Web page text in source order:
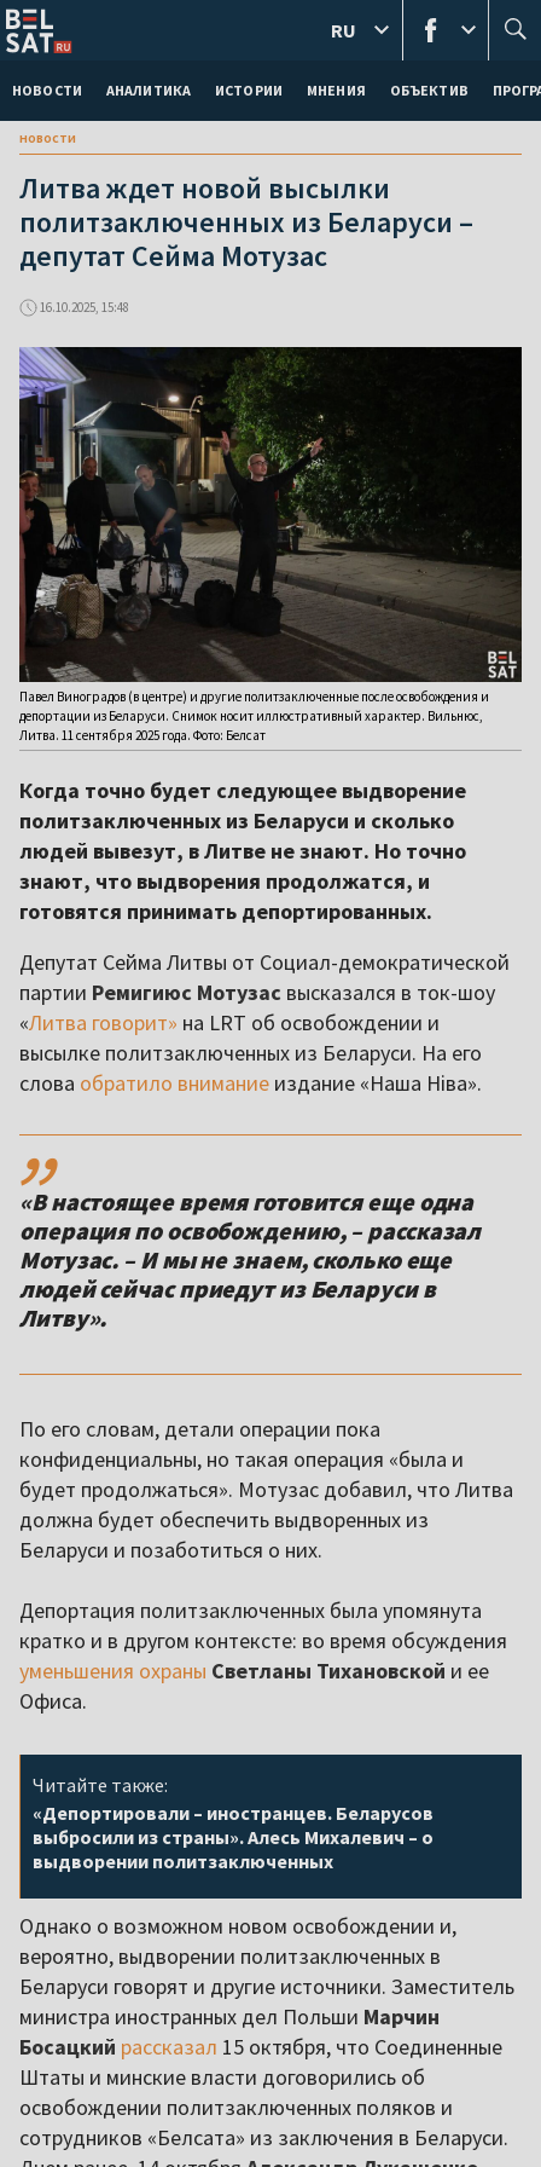
НОВОСТИ АНАЛИТИКА ИСТОРИИ МНЕНИЯ ОБЪЕКТИВ
RU
новости
Литва ждет новой высылки
политзаключенных из Беларуси –
депутат Сейма Мотузас
16.10.2025, 15:48
Павел Виноградов (в центре) и другие политзаключенные после освобождения и
депортации из Беларуси. Снимок носит иллюстративный характер. Вильнюс,
Литва. 11 сентября 2025 года. Фото: Белсат
Когда точно будет следующее выдворение
политзаключенных из Беларуси и сколько
людей вывезут, в Литве не знают. Но точно
знают, что выдворения продолжатся, и
готовятся принимать депортированных.
Депутат Сейма Литвы от Социал-демократической
партии Ремигиюс Мотузас высказался в ток-шоу
«Литва говорит» на LRT об освобождении и
высылке политзаключенных из Беларуси. На его
слова обратило внимание издание «Наша Ніва».
,,
«В настоящее время готовится еще одна
операция по освобождению, – рассказал
Мотузас. – И мы не знаем, сколько еще
людей сейчас приедут из Беларуси в
Литву».
По его словам, детали операции пока
конфиденциальны, но такая операция «была и
будет продолжаться». Мотузас добавил, что Литва
должна будет обеспечить выдворенных из
Беларуси и позаботиться о них.
Депортация политзаключенных была упомянута
кратко и в другом контексте: во время обсуждения
уменьшения охраны Светланы Тихановской и ее
Офиса.
Читайте также:
«Депортировали – иностранцев. Беларусов
выбросили из страны». Алесь Михалевич – о
выдворении политзаключенных
Однако о возможном новом освобождении и,
вероятно, выдворении политзаключенных в
Беларуси говорят и другие источники. Заместитель
министра иностранных дел Польши Марчин
Босацкий рассказал 15 октября, что Соединенные
Штаты и минские власти договорились об
освобождении политзаключенных поляков и
сотрудников «Белсата» из заключения в Беларуси.